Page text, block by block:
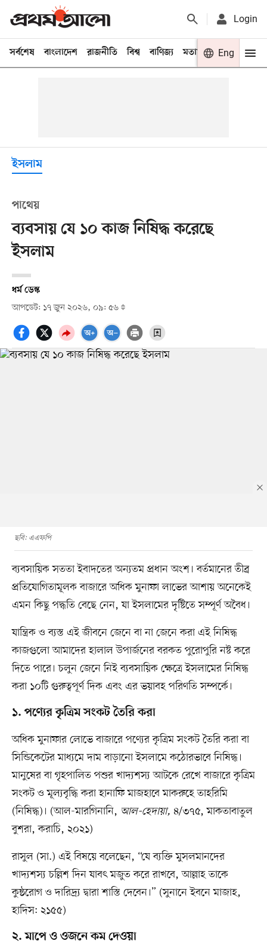
Login
সর্বশেষ বাংলাদেশ রাজনীতি বিশ্ব বাণিজ্য মতামত খেলা
Eng
ইসলাম
পাথেয়
ব্যবসায় যে ১০ কাজ নিষিদ্ধ করেছে
ইসলাম
ধর্ম ডেস্ক
আপডেট: ১৭ জুন ২০২৬, ০৯: ৫৬
ছবি: এএফপি
ব্যবসায়িক সততা ইবাদতের অন্যতম প্রধান অংশ। বর্তমানের তীব্র
প্রতিযোগিতামূলক বাজারে অধিক মুনাফা লাভের আশায় অনেকেই
এমন কিছু পদ্ধতি বেছে নেন, যা ইসলামের দৃষ্টিতে সম্পূর্ণ অবৈধ।
যান্ত্রিক ও ব্যস্ত এই জীবনে জেনে বা না জেনে করা এই নিষিদ্ধ
কাজগুলো আমাদের হালাল উপার্জনের বরকত পুরোপুরি নষ্ট করে
দিতে পারে। চলুন জেনে নিই ব্যবসায়িক ক্ষেত্রে ইসলামের নিষিদ্ধ
করা ১০টি গুরুত্বপূর্ণ দিক এবং এর ভয়াবহ পরিণতি সম্পর্কে।
১. পণ্যের কৃত্রিম সংকট তৈরি করা
অধিক মুনাফার লোভে বাজারে পণ্যের কৃত্রিম সংকট তৈরি করা বা
সিন্ডিকেটের মাধ্যমে দাম বাড়ানো ইসলামে কঠোরভাবে নিষিদ্ধ।
মানুষের বা গৃহপালিত পশুর খাদ্যশস্য আটকে রেখে বাজারে কৃত্রিম
সংকট ও মূল্যবৃদ্ধি করা হানাফি মাজহাবে মাকরুহে তাহরিমি
(নিষিদ্ধ)। (আল-মারগিনানি, আল-হেদায়া, ৪/৩৭৫, মাকতাবাতুল
বুশরা, করাচি, ২০২১)
রাসুল (সা.) এই বিষয়ে বলেছেন, “যে ব্যক্তি মুসলমানদের
খাদ্যশস্য চল্লিশ দিন যাবৎ মজুত করে রাখবে, আল্লাহ তাকে
কুষ্ঠরোগ ও দারিদ্র্য দ্বারা শাস্তি দেবেন।” (সুনানে ইবনে মাজাহ,
হাদিস: ২১৫৫)
২. মাপে ও ওজনে কম দেওয়া